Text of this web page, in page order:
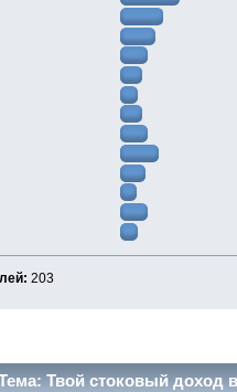
203
Твой стоковый доход